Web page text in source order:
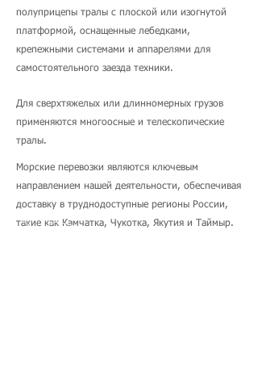
полуприцепы тралы с плоской или изогнутой
платформой, оснащенные лебедками,
крепежными системами и аппарелями для
самостоятельного заезда техники.
Для сверхтяжелых или длинномерных грузов
применяются многоосные и телескопические
тралы.
Морские перевозки являются ключевым
направлением нашей деятельности, обеспечивая
доставку в труднодоступные регионы России,
такие как Камчатка, Чукотка, Якутия и Таймыр.